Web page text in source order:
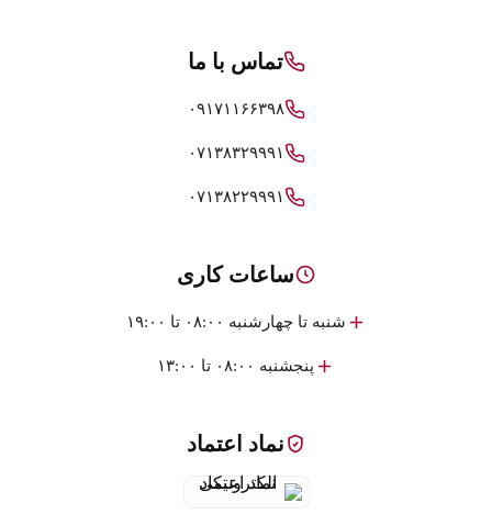
تماس با ما
۰۹۱۷۱۱۶۶۳۹۸
۰۷۱۳۸۳۲۹۹۹۱
۰۷۱۳۸۲۲۹۹۹۱
ساعات کاری
شنبه تا چهارشنبه ۰۸:۰۰ تا ۱۹:۰۰
پنجشنبه ۰۸:۰۰ تا ۱۳:۰۰
نماد اعتماد